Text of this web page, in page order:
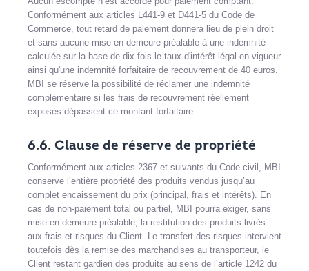
Conformément aux articles L441-9 et D441-5 du Code de
Commerce, tout retard de paiement donnera lieu de plein droit
et sans aucune mise en demeure préalable à une indemnité
calculée sur la base de dix fois le taux d'intérêt légal en vigueur
ainsi qu'une indemnité forfaitaire de recouvrement de 40 euros.
MBI se réserve la possibilité de réclamer une indemnité
complémentaire si les frais de recouvrement réellement
exposés dépassent ce montant forfaitaire.
6.6. Clause de réserve de propriété
Conformément aux articles 2367 et suivants du Code civil, MBI
conserve l’entière propriété des produits vendus jusqu’au
complet encaissement du prix (principal, frais et intérêts). En
cas de non-paiement total ou partiel, MBI pourra exiger, sans
mise en demeure préalable, la restitution des produits livrés
aux frais et risques du Client. Le transfert des risques intervient
toutefois dès la remise des marchandises au transporteur, le
Client restant gardien des produits au sens de l’article 1242 du